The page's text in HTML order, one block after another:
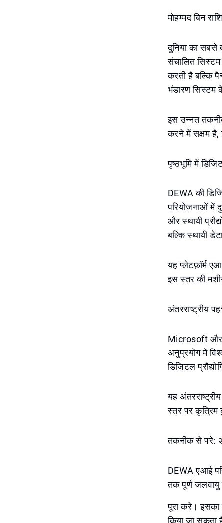
मोहम्मद बिन
दुनिया का सबसे
संचालित सिस्टम
करती है बल्कि
भंडारण सिस्टम
इस उन्नत
करने में सक्षम है,
पृष्ठभूमि में
DEWA की
परियोजनाओं में
और स्थायी
बल्कि स्थायी
यह प्लेटफ़ॉर्म
इस स्तर की
अंतरराष्ट्रीय
Microsoft और
अनुप्रयोग में
डिजिटल
यह
स्तर पर कृत्रिम
तकनीक से परे:
DEWA एआई
तक पूर्ण जलवायु
पूरा करे। इसका
किया जा सकता